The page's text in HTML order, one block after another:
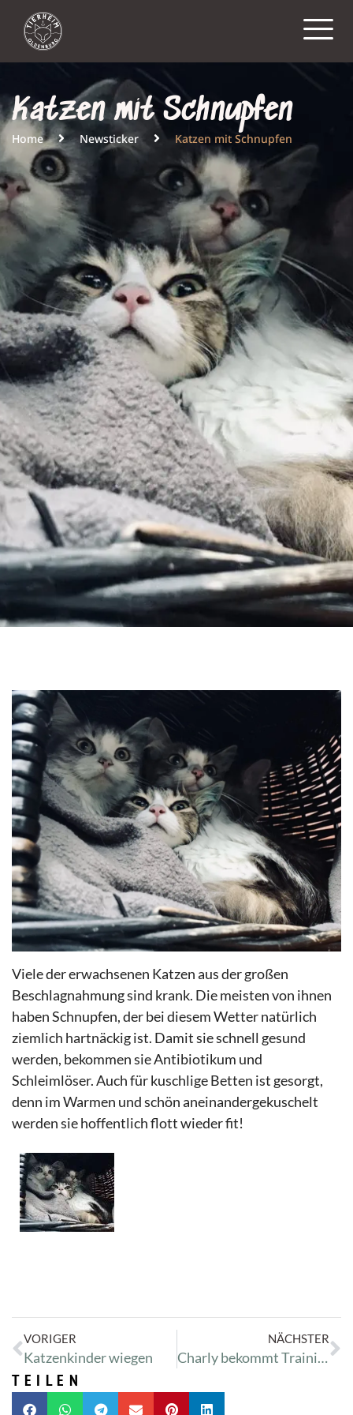
Katzen mit Schnupfen
Home Newsticker Katzen mit Schnupfen
Viele der erwachsenen Katzen aus der großen
Beschlagnahmung sind krank. Die meisten von ihnen
haben Schnupfen, der bei diesem Wetter natürlich
ziemlich hartnäckig ist. Damit sie schnell gesund
werden, bekommen sie Antibiotikum und
Schleimlöser. Auch für kuschlige Betten ist gesorgt,
denn im Warmen und schön aneinandergekuschelt
werden sie hoffentlich flott wieder fit!
VORIGER
Katzenkinder wiegen
NÄCHSTER
Charly bekommt Training
TEILEN